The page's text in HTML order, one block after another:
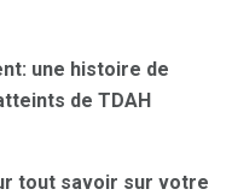
une histoire de
de TDAH
tout savoir sur votre